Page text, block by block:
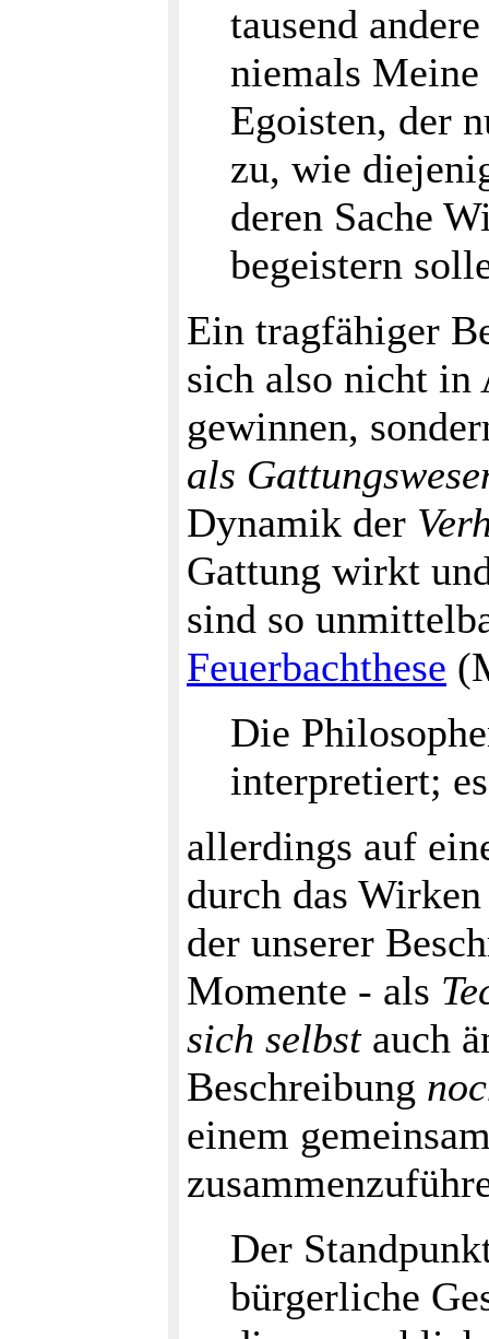
tausend
niemals Meine
Egoisten, der
zu, wie
deren Sache
begeistern
Ein tragfähiger
sich also nicht in
gewinnen,
als
Dynamik der
Gattung wirkt
sind so
Feuerbachthese
Die
interpretiert;
allerdings auf
durch das
der unserer
Momente - als
sich selbstauch
Beschreibung
einem
Der
bürgerliche